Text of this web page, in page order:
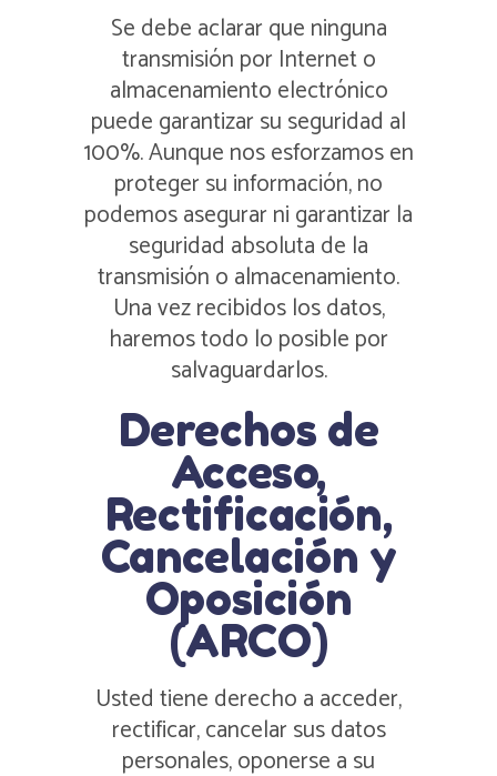
Se debe aclarar que ninguna
transmisión por Internet o
almacenamiento electrónico
puede garantizar su seguridad al
100%. Aunque nos esforzamos en
proteger su información, no
podemos asegurar ni garantizar la
seguridad absoluta de la
transmisión o almacenamiento.
Una vez recibidos los datos,
haremos todo lo posible por
salvaguardarlos.
Derechos de
Acceso,
Rectificación,
Cancelación y
Oposición
(ARCO)
Usted tiene derecho a acceder,
rectificar, cancelar sus datos
personales, oponerse a su